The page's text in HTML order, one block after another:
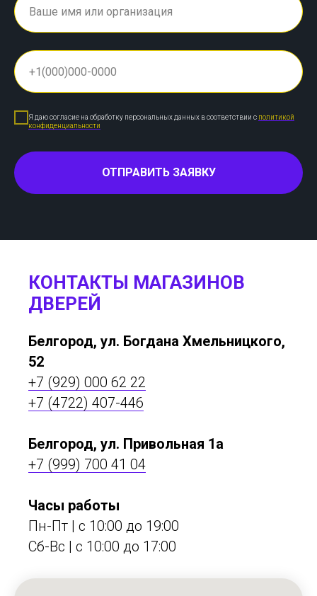
Я даю согласие на обработку персональных данных в соответствии с политикой
конфиденциальности
ОТПРАВИТЬ ЗАЯВКУ
КОНТАКТЫ МАГАЗИНОВ
ДВЕРЕЙ
Белгород, ул. Богдана Хмельницкого,
52
+7 (929) 000 62 22
+7 (4722) 407-446
Белгород, ул. Привольная 1а
+7 (999) 700 41 04
Часы работы
Пн-Пт | с 10:00 до 19:00
Сб-Вс | c 10:00 до 17:00